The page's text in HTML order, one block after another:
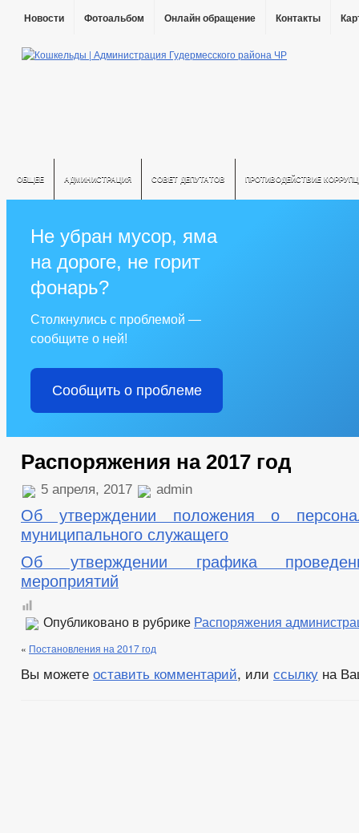
Новости Фотоальбом Онлайн обращение Контакты
ОБЩЕЕ АДМИНИСТРАЦИЯ СОВЕТ ДЕПУТАТОВ ПРОТИВОДЕЙСТВИЕ
Не убран мусор, яма
на дороге, не горит
фонарь?
Столкнулись с проблемой —
сообщите о ней!
Сообщить о проблеме
Распоряжения на 2017 год
5 апреля, 2017 admin
Об утверждении положения о
муниципального служащего
Об утверждении графика
мероприятий
Опубликовано в рубрике Распоряжения
« Постановления на 2017 год
Вы можете оставить комментарий, или ссылку на